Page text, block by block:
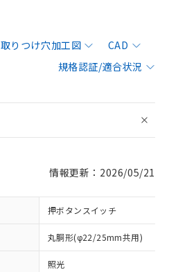
取りつけ穴加工図
CAD
規格認証/適合状況
情報更新：2026/05/21
押ボタンスイッチ
丸胴形(φ22/25mm共用)
照光